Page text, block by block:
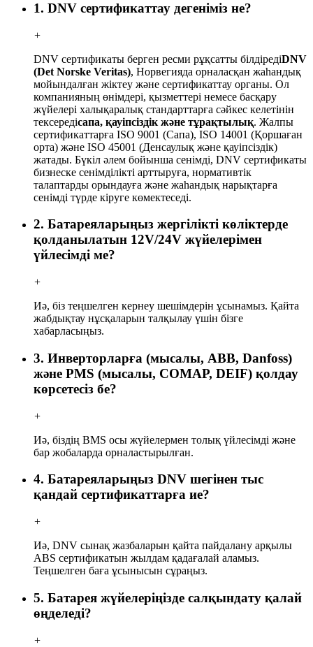
1. DNV сертификаттау дегеніміз не?
+
DNV сертификаты берген ресми рұқсатты білдіредіDNV
(Det Norske Veritas), Норвегияда орналасқан жаһандық
мойындалған жіктеу және сертификаттау органы. Ол
компанияның өнімдері, қызметтері немесе басқару
жүйелері халықаралық стандарттарға сәйкес келетінін
тексередісапа, қауіпсіздік және тұрақтылық. Жалпы
сертификаттарға ISO 9001 (Сапа), ISO 14001 (Қоршаған
орта) және ISO 45001 (Денсаулық және қауіпсіздік)
жатады. Бүкіл әлем бойынша сенімді, DNV сертификаты
бизнеске сенімділікті арттыруға, нормативтік
талаптарды орындауға және жаһандық нарықтарға
сенімді түрде кіруге көмектеседі.
2. Батареяларыңыз жергілікті көліктерде
қолданылатын 12V/24V жүйелерімен
үйлесімді ме?
+
Иә, біз теңшелген кернеу шешімдерін ұсынамыз. Қайта
жабдықтау нұсқаларын талқылау үшін бізге
хабарласыңыз.
3. Инверторларға (мысалы, ABB, Danfoss)
және PMS (мысалы, COMAP, DEIF) қолдау
көрсетесіз бе?
+
Иә, біздің BMS осы жүйелермен толық үйлесімді және
бар жобаларда орналастырылған.
4. Батареяларыңыз DNV шегінен тыс
қандай сертификаттарға ие?
+
Иә, DNV сынақ жазбаларын қайта пайдалану арқылы
ABS сертификатын жылдам қадағалай аламыз.
Теңшелген баға ұсынысын сұраңыз.
5. Батарея жүйелеріңізде салқындату қалай
өңделеді?
+